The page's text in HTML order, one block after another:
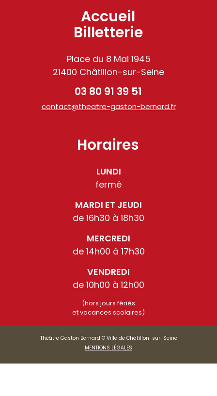
Accueil
Billetterie
Place du 8 Mai 1945
21400 Châtillon-sur-Seine
03 80 91 39 51
contact@theatre-gaston-bernard.fr
Horaires
LUNDI
fermé
MARDI ET JEUDI
de 16h30 à 18h30
MERCREDI
de 14h00 à 17h30
VENDREDI
de 10h00 à 12h00
(hors jours fériés
et vacances scolaires)
Théâtre Gaston Bernard © Ville de Châtillon-sur-Seine
MENTIONS LÉGALES